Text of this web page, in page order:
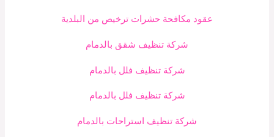
عقود مكافحة حشرات ترخيص من البلدية
شركة تنظيف شقق بالدمام
شركة تنظيف فلل بالدمام
شركة تنظيف فلل بالدمام
شركة تنظيف استراحات بالدمام